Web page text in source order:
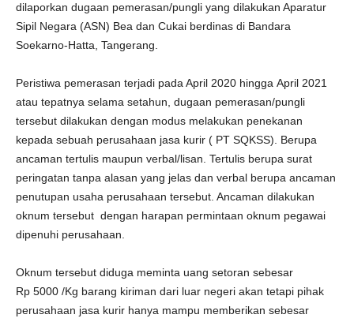
dilaporkan dugaan pemerasan/pungli yang dilakukan Aparatur
Sipil Negara (ASN) Bea dan Cukai berdinas di Bandara
Soekarno-Hatta, Tangerang.
Peristiwa pemerasan terjadi pada April 2020 hingga April 2021
atau tepatnya selama setahun, dugaan pemerasan/pungli
tersebut dilakukan dengan modus melakukan penekanan
kepada sebuah perusahaan jasa kurir ( PT SQKSS). Berupa
ancaman tertulis maupun verbal/lisan. Tertulis berupa surat
peringatan tanpa alasan yang jelas dan verbal berupa ancaman
penutupan usaha perusahaan tersebut. Ancaman dilakukan
oknum tersebut dengan harapan permintaan oknum pegawai
dipenuhi perusahaan.
Oknum tersebut diduga meminta uang setoran sebesar
Rp 5000 /Kg barang kiriman dari luar negeri akan tetapi pihak
perusahaan jasa kurir hanya mampu memberikan sebesar